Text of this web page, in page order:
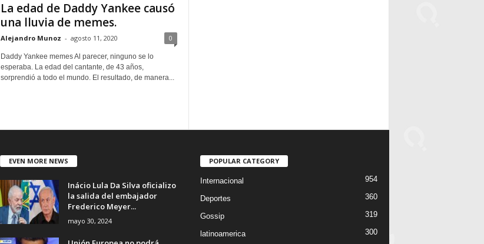
La edad de Daddy Yankee causó
una lluvia de memes.
Alejandro Munoz - agosto 11, 2020 0
Daddy Yankee memes Al parecer, ninguno se lo
esperaba. La edad del cantante, de 43 años,
sorprendió a todo el mundo. El resultado, de manera...
EVEN MORE NEWS
Inácio Lula Da Silva oficializo
la salida del embajador
Frederico Meyer...
mayo 30, 2024
POPULAR CATEGORY
Internacional 954
Deportes 360
Gossip 319
latinoamerica 300